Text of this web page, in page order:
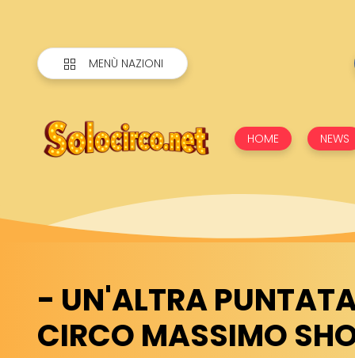
MENÙ NAZIONI
HOME NEWS
- UN'ALTRA
CIRCO MASSIMO